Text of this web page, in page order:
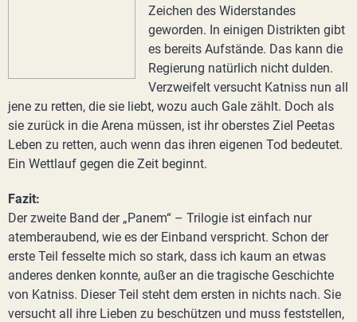
Zeichen des Widerstandes
geworden. In einigen Distrikten gibt
es bereits Aufstände. Das kann die
Regierung natürlich nicht dulden.
Verzweifelt versucht Katniss nun all
jene zu retten, die sie liebt, wozu auch Gale zählt. Doch als
sie zurück in die Arena müssen, ist ihr oberstes Ziel Peetas
Leben zu retten, auch wenn das ihren eigenen Tod bedeutet.
Ein Wettlauf gegen die Zeit beginnt.
Fazit:
Der zweite Band der „Panem“ – Trilogie ist einfach nur
atemberaubend, wie es der Einband verspricht. Schon der
erste Teil fesselte mich so stark, dass ich kaum an etwas
anderes denken konnte, außer an die tragische Geschichte
von Katniss. Dieser Teil steht dem ersten in nichts nach. Sie
versucht all ihre Lieben zu beschützen und muss feststellen,